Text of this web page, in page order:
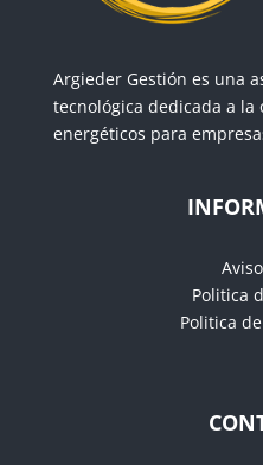
Argieder Gestión es una
tecnológica dedicada a la
energéticos para
Politica
Politica